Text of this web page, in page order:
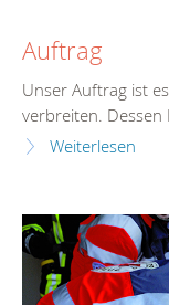
Auftrag
Unser Auftrag ist
verbreiten. Dessen
Weiterlesen